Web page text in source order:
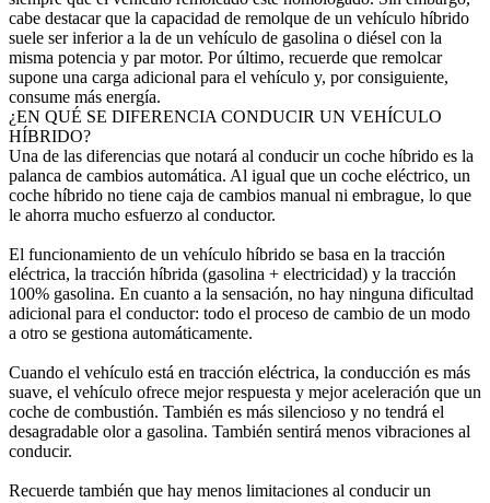
cabe destacar que la capacidad de remolque de un vehículo híbrido
suele ser inferior a la de un vehículo de gasolina o diésel con la
misma potencia y par motor. Por último, recuerde que remolcar
supone una carga adicional para el vehículo y, por consiguiente,
consume más energía.
¿EN QUÉ SE DIFERENCIA CONDUCIR UN VEHÍCULO
HÍBRIDO?
Una de las diferencias que notará al conducir un coche híbrido es la
palanca de cambios automática. Al igual que un coche eléctrico, un
coche híbrido no tiene caja de cambios manual ni embrague, lo que
le ahorra mucho esfuerzo al conductor.
El funcionamiento de un vehículo híbrido se basa en la tracción
eléctrica, la tracción híbrida (gasolina + electricidad) y la tracción
100% gasolina. En cuanto a la sensación, no hay ninguna dificultad
adicional para el conductor: todo el proceso de cambio de un modo
a otro se gestiona automáticamente.
Cuando el vehículo está en tracción eléctrica, la conducción es más
suave, el vehículo ofrece mejor respuesta y mejor aceleración que un
coche de combustión. También es más silencioso y no tendrá el
desagradable olor a gasolina. También sentirá menos vibraciones al
conducir.
Recuerde también que hay menos limitaciones al conducir un